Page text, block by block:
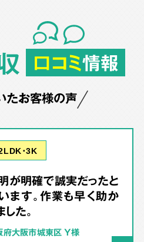
口コミ情報
たお客様の声
･3K
が明確で誠実だったと
ます。作業も早く助か
した。
府大阪市城東区 Y様